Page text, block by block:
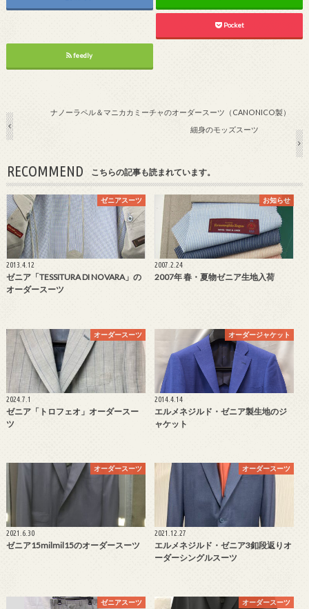
Pocket
feedly
ナノーラペル＆マニカカミーチャのオーダースーツ（CANONICO製）
細身のモッズスーツ
RECOMMEND こちらの記事も読まれています。
ゼニアスーツ
2013.4.12
ゼニア「TESSITURA DI NOVARA」の
オーダースーツ
お知らせ
2007.2.24
2007年 春・夏物ゼニア生地入荷
オーダースーツ
2024.7.1
ゼニア「トロフェオ」オーダースー
ツ
オーダージャケット
2014.4.14
エルメネジルド・ゼニア製生地のジ
ャケット
オーダースーツ
2021.6.30
ゼニア15milmil15のオーダースーツ
オーダースーツ
2021.12.27
エルメネジルド・ゼニア3釦段返りオ
ーダーシングルスーツ
ゼニアスーツ オーダースーツ